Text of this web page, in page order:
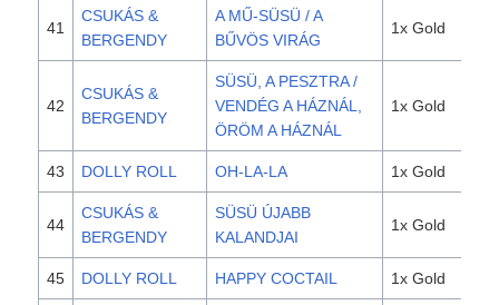
41
CSUKÁS &
BERGENDY
A MŰ-SÜSÜ / A
BŰVÖS VIRÁG
1x Gold
42
CSUKÁS &
BERGENDY
SÜSÜ, A PESZTRA /
VENDÉG A HÁZNÁL,
ÖRÖM A HÁZNÁL
1x Gold
43 DOLLY ROLL OH-LA-LA 1x Gold
44
CSUKÁS &
BERGENDY
SÜSÜ ÚJABB
KALANDJAI
1x Gold
45 DOLLY ROLL HAPPY COCTAIL 1x Gold